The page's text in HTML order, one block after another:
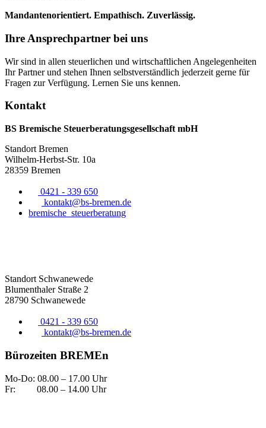
Mandantenorientiert. Empathisch. Zuverlässig.
Ihre Ansprechpartner bei uns
Wir sind in allen steuerlichen und wirtschaftlichen Angelegenheiten
Ihr Partner und stehen Ihnen selbstverständlich jederzeit gerne für
Fragen zur Verfügung. Lernen Sie uns kennen.
Kontakt
BS Bremische Steuerberatungsgesellschaft mbH
Standort Bremen
Wilhelm-Herbst-Str. 10a
28359 Bremen
0421 - 339 650
kontakt@bs-bremen.de
bremische_steuerberatung
Standort Schwanewede
Blumenthaler Straße 2
28790 Schwanewede
0421 - 339 650
kontakt@bs-bremen.de
Bürozeiten BREMEn
Mo-Do: 08.00 – 17.00 Uhr
Fr: 08.00 – 14.00 Uhr